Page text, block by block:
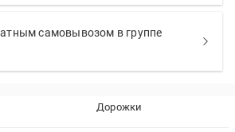
самовывозом в группе
Дорожки